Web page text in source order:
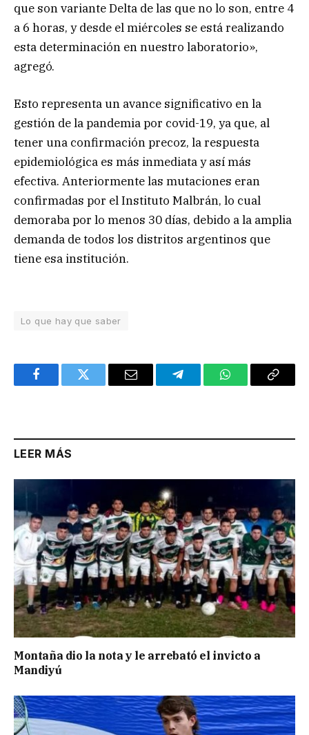
que son variante Delta de las que no lo son, entre 4
a 6 horas, y desde el miércoles se está realizando
esta determinación en nuestro laboratorio»,
agregó.
Esto representa un avance significativo en la
gestión de la pandemia por covid-19, ya que, al
tener una confirmación precoz, la respuesta
epidemiológica es más inmediata y así más
efectiva. Anteriormente las mutaciones eran
confirmadas por el Instituto Malbrán, lo cual
demoraba por lo menos 30 días, debido a la amplia
demanda de todos los distritos argentinos que
tiene esa institución.
Lo que hay que saber
FacebookTwitter Email TelegramWhatsAppCopy
LEER MÁS
Montaña dio la nota y le arrebató el invicto a
Mandiyú